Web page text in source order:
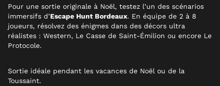
Pour une sortie originale à Noël, testez l’un des scénarios
immersifs d’Escape Hunt Bordeaux. En équipe de 2 à 8
joueurs, résolvez des énigmes dans des décors ultra
réalistes : Western, Le Casse de Saint-Émilion ou encore Le
Protocole.
Sortie idéale pendant les vacances de Noël ou de la
Toussaint.